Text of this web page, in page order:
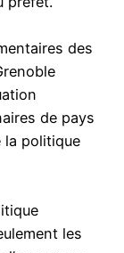
des
de pays
la politique
les